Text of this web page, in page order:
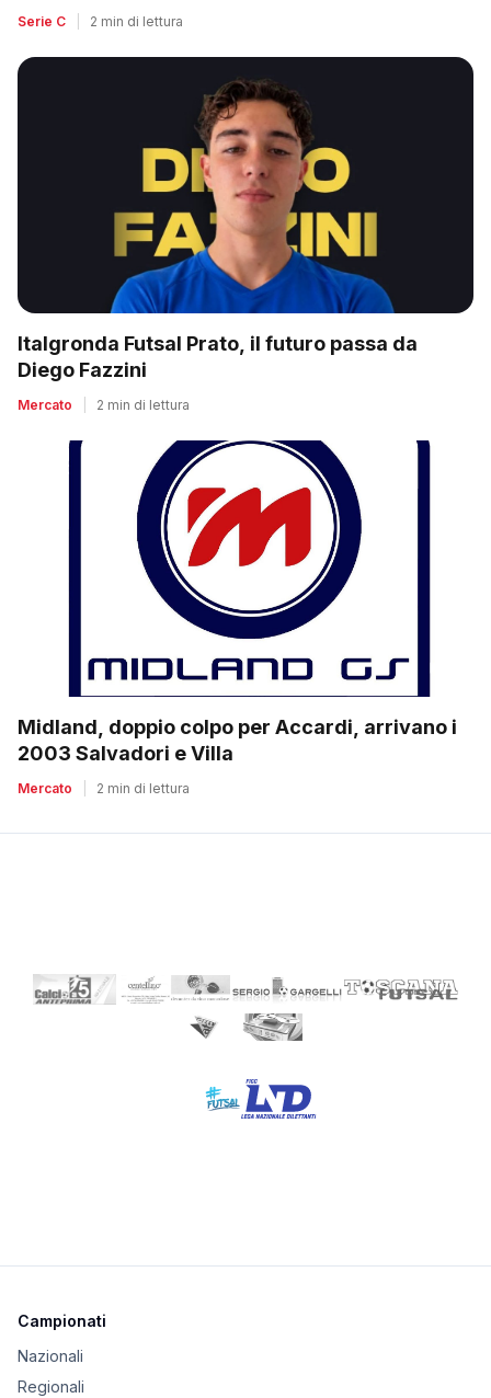
Serie C 2 min di lettura
Italgronda Futsal Prato, il futuro passa da
Diego Fazzini
Mercato 2 min di lettura
Midland, doppio colpo per Accardi, arrivano i
2003 Salvadori e Villa
Mercato 2 min di lettura
Campionati
Nazionali
Regionali